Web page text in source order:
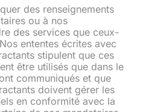
des renseignements
ou à nos
des services que ceux-
ententes écrites avec
stipulent que ces
être utilisés que dans le
communiqués et que
doivent gérer les
en conformité avec la